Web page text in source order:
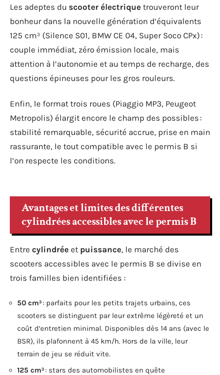
Les adeptes du scooter électrique trouveront leur
bonheur dans la nouvelle génération d’équivalents
125 cm³ (Silence S01, BMW CE 04, Super Soco CPx) :
couple immédiat, zéro émission locale, mais
attention à l’autonomie et au temps de recharge, des
questions épineuses pour les gros rouleurs.
Enfin, le format trois roues (Piaggio MP3, Peugeot
Metropolis) élargit encore le champ des possibles :
stabilité remarquable, sécurité accrue, prise en main
rassurante, le tout compatible avec le permis B si
l’on respecte les conditions.
Avantages et limites des différentes
cylindrées accessibles avec le permis B
Entre cylindrée et puissance, le marché des
scooters accessibles avec le permis B se divise en
trois familles bien identifiées :
50 cm³: parfaits pour les petits trajets urbains, ces
scooters se distinguent par leur extrême légèreté et un
coût d’entretien minimal. Disponibles dès 14 ans (avec le
BSR), ils plafonnent à 45 km/h. Hors de la ville, leur
terrain de jeu se réduit vite.
125 cm³: stars des automobilistes en quête